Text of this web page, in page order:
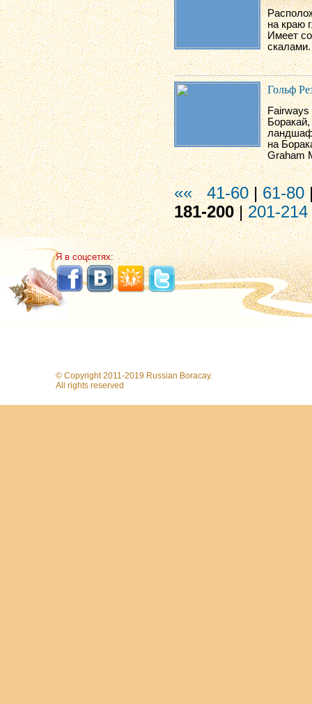
на краю
Имеет
скалами.
Гольф
Fairways
на
Graham
«« 41-60|61-80
181-200|201-214
Я в соцсетях:
© Copyright 2011-2019 Russian Boracay.
All rights reserved